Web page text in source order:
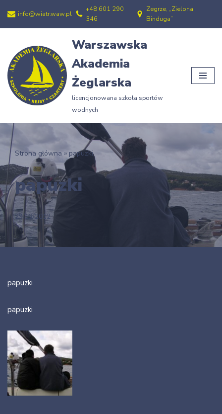
Przejdź
treści
info@wiatr.waw.pl
+48 601 290
346
Zegrze, „Zielona
Binduga”
Warszawska
Akademia
Żeglarska
licencjonowana szkoła sportów
wodnych
Strona główna » papuzki
papuzki
29/12/2012
papuzki
papuzki